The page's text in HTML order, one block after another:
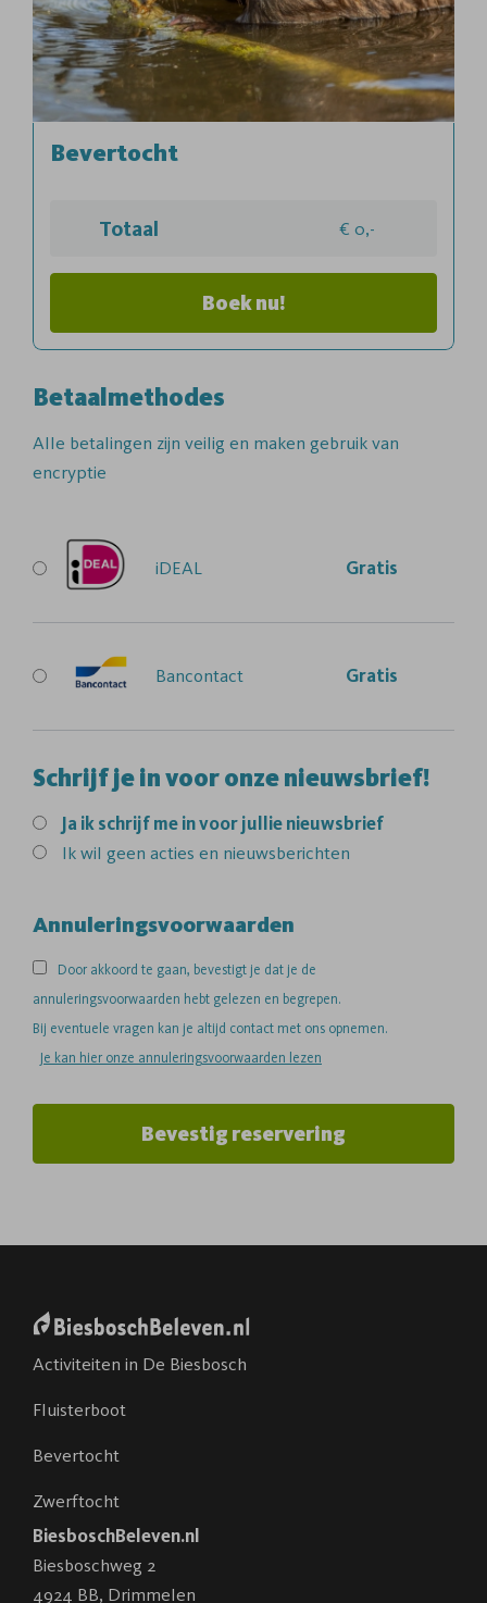
Bevertocht
Totaal 0,-
Boek nu!
Betaalmethodes
Alle betalingen zijn veilig en maken gebruik van
encryptie
iDEAL Gratis
Bancontact Gratis
Schrijf je in voor onze nieuwsbrief!
Ja ik schrijf me in voor jullie nieuwsbrief
Ik wil geen acties en nieuwsberichten
Annuleringsvoorwaarden
Door akkoord te gaan, bevestigt je dat je de
annuleringsvoorwaarden hebt gelezen en begrepen.
Bij eventuele vragen kan je altijd contact met ons opnemen.
Je kan hier onze annuleringsvoorwaarden lezen
Bevestig reservering
Activiteiten in De Biesbosch
Fluisterboot
Bevertocht
Zwerftocht
BiesboschBeleven.nl
Biesboschweg 2
4924 BB, Drimmelen